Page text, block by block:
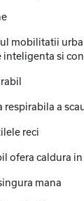
mobilitatii
si
respirabila a
reci
ofera caldura in
mana